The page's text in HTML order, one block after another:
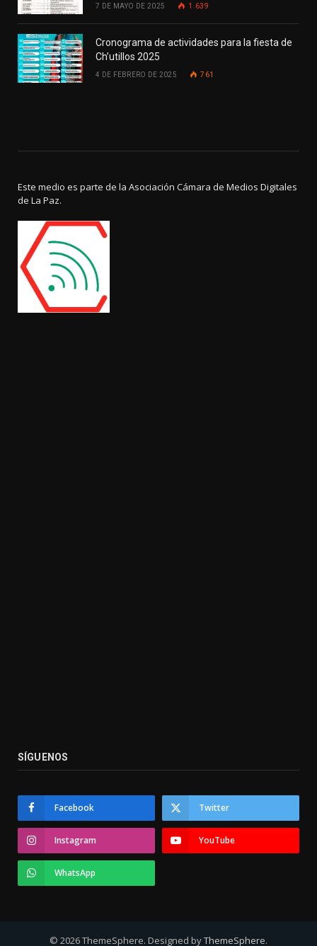
7 DE MAYO DE 2025 1.639
Cronograma de actividades para la fiesta de
Ch’utillos 2025
4 DE FEBRERO DE 2025 761
Este medio es parte de la Asociación Cámara de Medios Digitales
de La Paz.
SÍGUENOS
Facebook Twitter
Instagram YouTube
WhatsApp
© 2026 ThemeSphere. Designed byThemeSphere.